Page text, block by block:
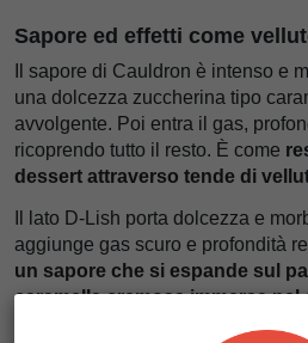
Sapore ed effetti come
Il sapore di Cauldron è intenso e
una dolcezza zuccherina tipo
avvolgente. Poi entra il gas,
ricoprendo tutto il resto. È come
dessert attraverso tende di
Il lato D-Lish porta dolcezza e
aggiunge gas scuro e profondità
un sapore che si espande sul
caramella cremosa immersa nel